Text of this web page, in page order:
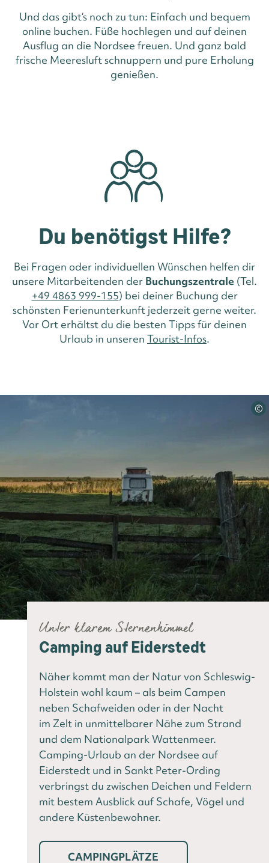
Und das gibt‘s noch zu tun: Einfach und bequem
online buchen. Füße hochlegen und auf deinen
Ausflug an die Nordsee freuen. Und ganz bald
frische Meeresluft schnuppern und pure Erholung
genießen.
Du benötigst Hilfe?
Bei Fragen oder individuellen Wünschen helfen dir
unsere Mitarbeitenden der Buchungszentrale (Tel.
+49 4863 999-155) bei deiner Buchung der
schönsten Ferienunterkunft jederzeit gerne weiter.
Vor Ort erhältst du die besten Tipps für deinen
Urlaub in unseren Tourist-Infos.
©
Unter klarem Sternenhimmel
Camping auf Eiderstedt
Näher kommt man der Natur von Schleswig-
Holstein wohl kaum – als beim Campen
neben Schafweiden oder in der Nacht
im Zelt in unmittelbarer Nähe zum Strand
und dem Nationalpark Wattenmeer.
Camping-Urlaub an der Nordsee auf
Eiderstedt und in Sankt Peter-Ording
verbringst du zwischen Deichen und Feldern
mit bestem Ausblick auf Schafe, Vögel und
andere Küstenbewohner.
CAMPINGPLÄTZE